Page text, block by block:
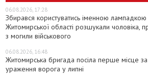
06.08.2026, 17:28
Збирався користуватись іменною лампадкою
Житомирської області розшукали чоловіка,
з могили військового
06.08.2026, 16:48
Житомирська бригада посіла перше місце за
ураження ворога у липні